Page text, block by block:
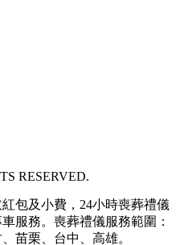
RESERVED.
包及小費，24小時喪葬禮儀
服務。喪葬禮儀服務範圍：
苗栗、台中、高雄。